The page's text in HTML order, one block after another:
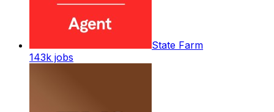
State Farm
143k jobs